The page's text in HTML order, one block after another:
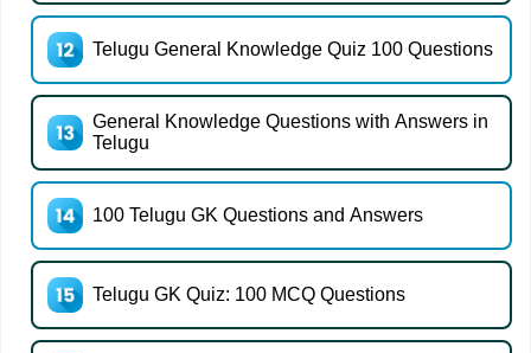
Telugu General Knowledge Quiz 100 Questions
General Knowledge Questions with Answers in
Telugu
100 Telugu GK Questions and Answers
Telugu GK Quiz: 100 MCQ Questions